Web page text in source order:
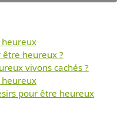
être heureux ?
vivons cachés ?
heureux
pour être heureux